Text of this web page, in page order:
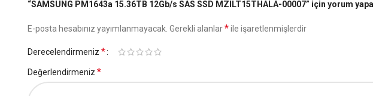
“SAMSUNG PM1643a 15.36TB 12Gb/s SAS SSD MZILT15THALA-00007” için yorum
E-posta hesabınız yayımlanmayacak. Gerekli alanlar*ile işaretlenmişlerdir
Derecelendirmeniz *
Değerlendirmeniz *